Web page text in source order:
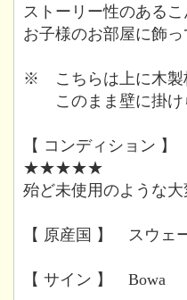
ストーリー性のある
お子様のお部屋に飾
※ こちらは上に木製
このまま壁に掛け
【 コンディション 】
★★★★★
殆ど未使用のような
【 原産国 】 スウェ
【 サイン 】 Bowa